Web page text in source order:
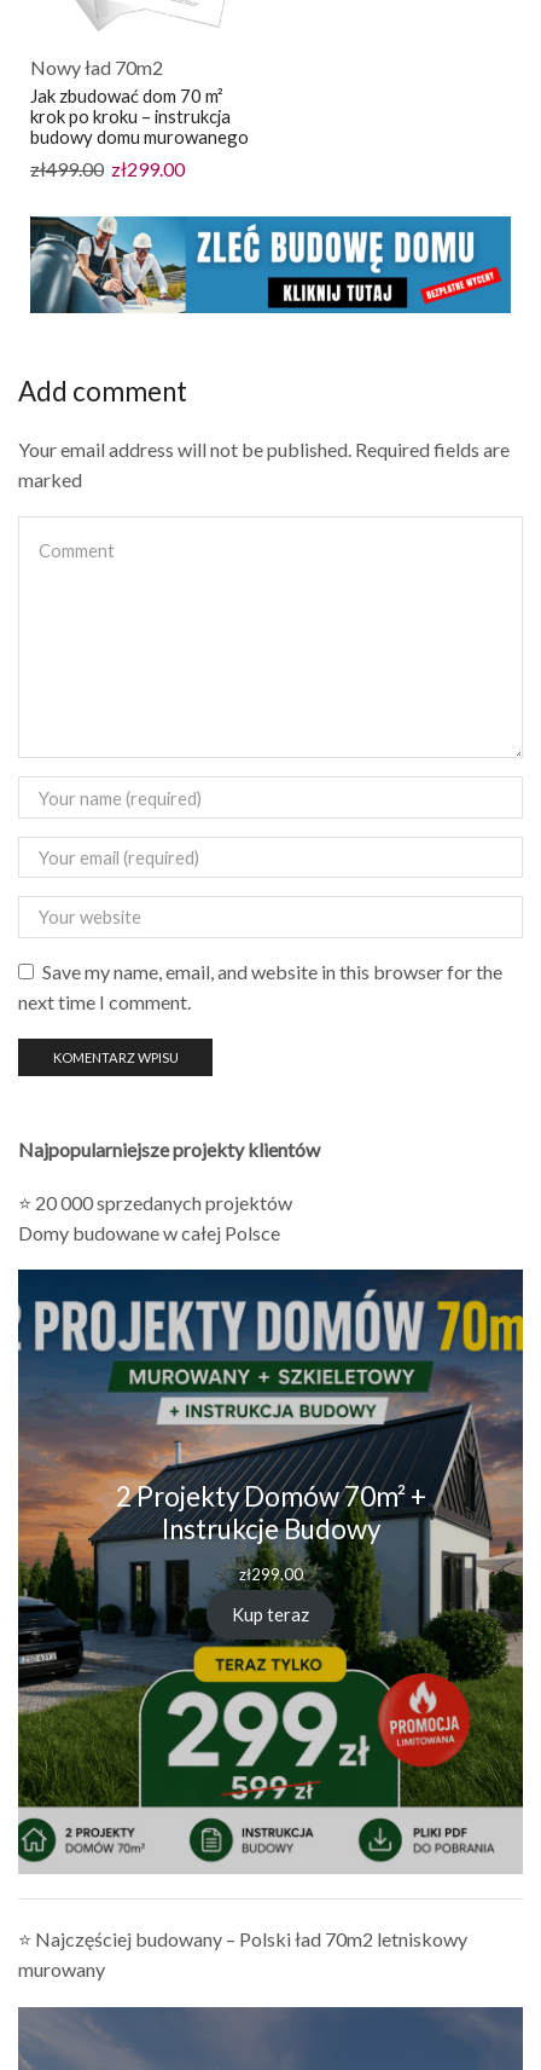
Nowy ład 70m2
Jak zbudować dom 70 m²
krok po kroku – instrukcja
budowy domu murowanego
zł499.00 zł299.00
Add comment
Your email address will not be published. Required fields are
marked
Save my name, email, and website in this browser for the
next time I comment.
Najpopularniejsze projekty klientów
⭐ 20 000 sprzedanych projektów
Domy budowane w całej Polsce
2 Projekty Domów 70m² +
Instrukcje Budowy
zł299.00
Kup teraz
⭐ Najczęściej budowany – Polski ład 70m2 letniskowy
murowany